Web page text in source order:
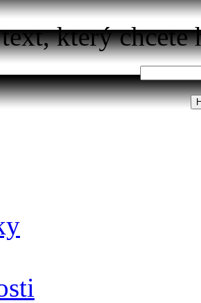
který chcete